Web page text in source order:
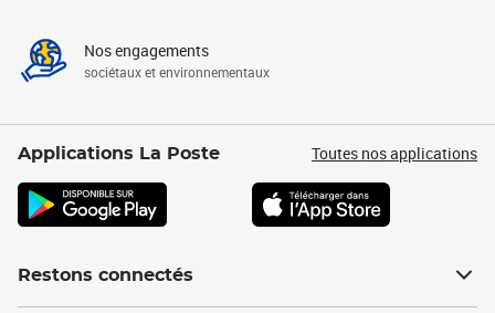
Nos engagements
sociétaux et environnementaux
Applications La Poste Toutes nos applications
Restons connectés